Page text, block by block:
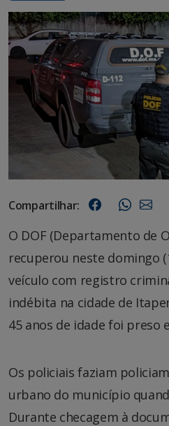
Compartilhar:
O DOF (Departamento de
recuperou neste domingo
veículo com registro
indébita na cidade de
45 anos de idade foi preso
Os policiais faziam
urbano do município
Durante checagem à